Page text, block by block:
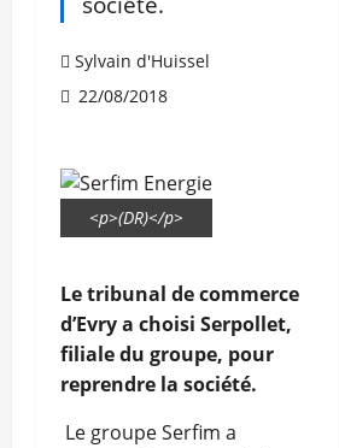
Sylvain d'Huissel
22/08/2018
<p>(DR)</p>
Le tribunal de commerce
d’Evry a choisi Serpollet,
filiale du groupe, pour
reprendre la société.
Le groupe Serfim a